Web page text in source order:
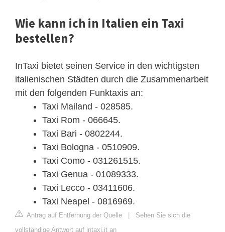
Wie kann ich in Italien ein Taxi
bestellen?
InTaxi bietet seinen Service in den wichtigsten
italienischen Städten durch die Zusammenarbeit
mit den folgenden Funktaxis an:
Taxi Mailand - 028585.
Taxi Rom - 066645.
Taxi Bari - 0802244.
Taxi Bologna - 0510909.
Taxi Como - 031261515.
Taxi Genua - 01089333.
Taxi Lecco - 03411606.
Taxi Neapel - 0816969.
Antrag auf Entfernung der Quelle | Sehen Sie sich die
vollständige Antwort auf intaxi.it an